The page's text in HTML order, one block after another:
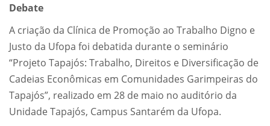
Debate
A criação da Clínica de Promoção ao Trabalho Digno e
Justo da Ufopa foi debatida durante o seminário
“Projeto Tapajós: Trabalho, Direitos e Diversificação de
Cadeias Econômicas em Comunidades Garimpeiras do
Tapajós”, realizado em 28 de maio no auditório da
Unidade Tapajós, Campus Santarém da Ufopa.